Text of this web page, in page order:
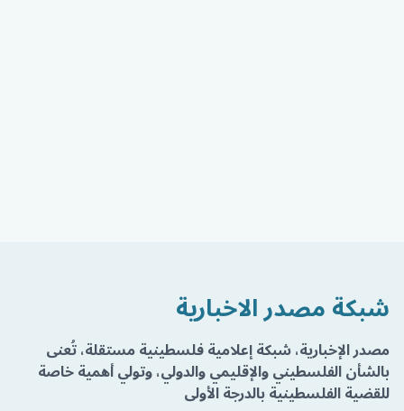
شبكة مصدر الاخبارية
مصدر الإخبارية، شبكة إعلامية فلسطينية مستقلة، تُعنى
بالشأن الفلسطيني والإقليمي والدولي، وتولي أهمية خاصة
للقضية الفلسطينية بالدرجة الأولى